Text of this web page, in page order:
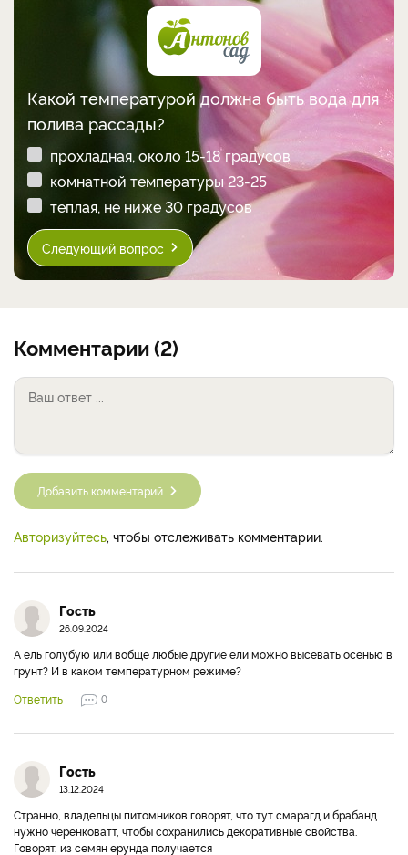
Какой температурой должна быть вода для
полива рассады?
прохладная, около 15-18 градусов
комнатной температуры 23-25
теплая, не ниже 30 градусов
Следующий вопрос
Комментарии (2)
Добавить комментарий
Авторизуйтесь, чтобы отслеживать комментарии.
Гость
26.09.2024
А ель голубую или вобще любые другие ели можно высевать осенью в
грунт? И в каком температурном режиме?
Ответить
0
Гость
13.12.2024
Странно, владельцы питомников говорят, что тут смарагд и брабанд
нужно черенковатт, чтобы сохранились декоративные свойства.
Говорят, из семян ерунда получается